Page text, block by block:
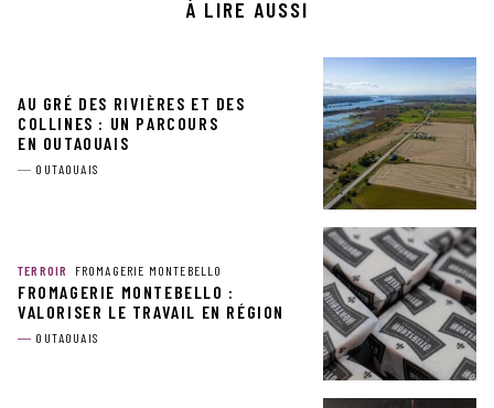
À LIRE AUSSI
AU GRÉ DES RIVIÈRES ET DES
COLLINES : UN PARCOURS
EN OUTAOUAIS
OUTAOUAIS
TERROIR FROMAGERIE MONTEBELLO
FROMAGERIE MONTEBELLO :
VALORISER LE TRAVAIL EN RÉGION
OUTAOUAIS